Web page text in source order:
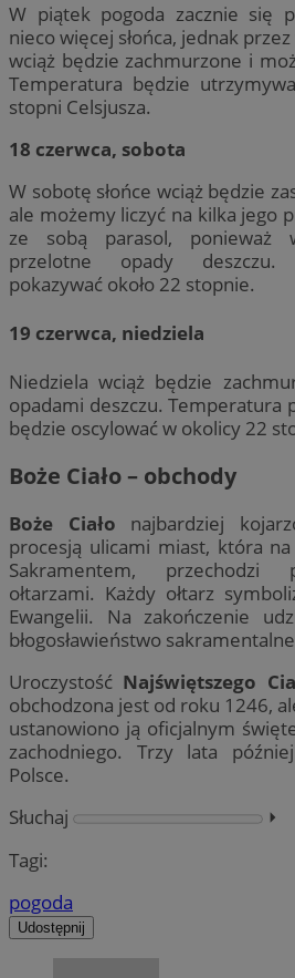
W piątek pogoda zacznie się
nieco więcej słońca, jednak
wciąż będzie zachmurzone i
Temperatura będzie
stopni Celsjusza.
18 czerwca, sobota
W sobotę słońce wciąż będzie
ale możemy liczyć na kilka jego
ze sobą parasol, ponieważ
przelotne opady
pokazywać około 22 stopnie.
19 czerwca, niedziela
Niedziela wciąż będzie
opadami deszczu. Temperatura
będzie oscylować w okolicy 22
Boże Ciało – obchody
Boże Ciało najbardziej
procesją ulicami miast, która
Sakramentem, przechodzi
ołtarzami. Każdy ołtarz
Ewangelii. Na zakończenie
błogosławieństwo
Uroczystość Najświętszego
obchodzona jest od roku 1246,
ustanowiono ją oficjalnym
zachodniego. Trzy lata
Polsce.
Słuchaj
⏵︎
Tagi:
pogoda
Udostępnij